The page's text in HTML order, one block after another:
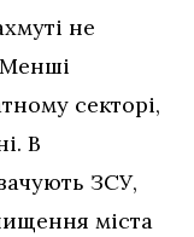
не
секторі,
В
ЗСУ,
міста